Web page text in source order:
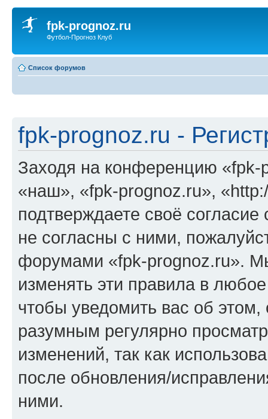
fpk-prognoz.ru
Футбол-Прогноз Клуб
Список форумов
fpk-prognoz.ru -
Заходя на конференцию
«наш», «fpk-prognoz.ru»,
подтверждаете своё
не согласны с ними,
форумами «fpk-prognoz.ru».
изменять эти правила в
чтобы уведомить вас об
разумным регулярно
изменений, так как
после обновления/
ними.